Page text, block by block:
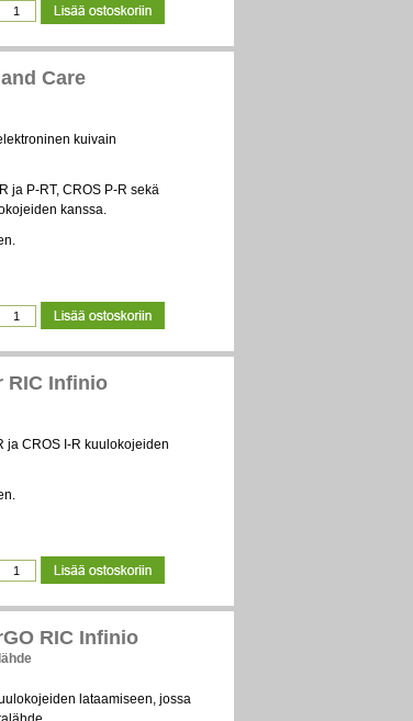
Care
kuivain
ja P-RT, CROS P-R sekä
kanssa.
RIC Infinio
ja CROS I-R kuulokojeiden
RIC Infinio
lataamiseen, jossa